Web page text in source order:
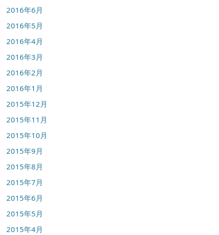
2016年6月
2016年5月
2016年4月
2016年3月
2016年2月
2016年1月
2015年12月
2015年11月
2015年10月
2015年9月
2015年8月
2015年7月
2015年6月
2015年5月
2015年4月